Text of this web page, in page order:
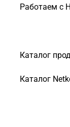
Работаем с
Каталог
Каталог